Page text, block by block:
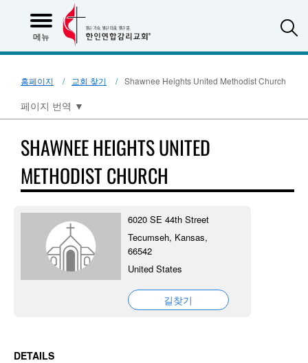
메뉴
홈페이지 교회 찾기 Shawnee Heights United Methodist Church
페이지 번역 ▼
SHAWNEE HEIGHTS UNITED
METHODIST CHURCH
6020 SE 44th Street
Tecumseh, Kansas,
66542
United States
길찾기
DETAILS